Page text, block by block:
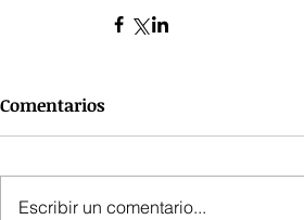
Comentarios
Escribir un comentario...